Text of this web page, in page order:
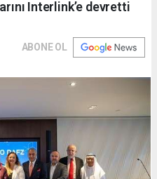
Interlink’e devretti
ABONE OL